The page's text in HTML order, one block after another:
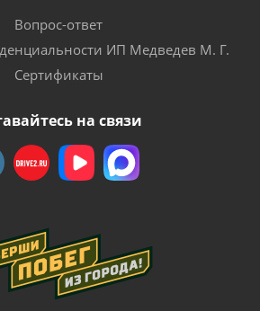
Вопрос-ответ
ИП Медведев М. Г.
Сертификаты
на связи